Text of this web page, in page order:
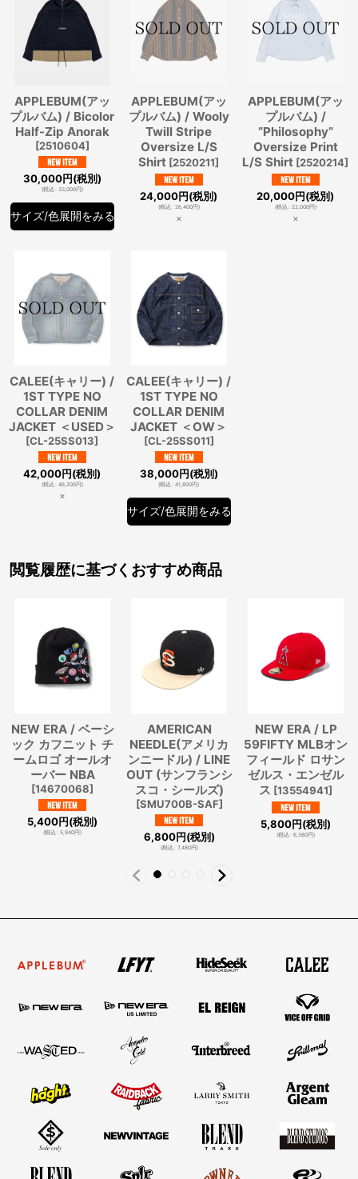
APPLEBUM(アッ
プルバム) / Bicolor
Half-Zip Anorak
[2510604]
30,000円(税別)
(税込: 33,000円)
サイズ/色展開をみる
APPLEBUM(アッ
プルバム) / Wooly
Twill Stripe
Oversize L/S
Shirt [2520211]
24,000円(税別)
(税込: 26,400円)
×
APPLEBUM(アッ
プルバム) /
”Philosophy”
Oversize Print
L/S Shirt [2520214]
20,000円(税別)
(税込: 22,000円)
×
CALEE(キャリー) /
1ST TYPE NO
COLLAR DENIM
JACKET ＜USED＞
[CL-25SS013]
42,000円(税別)
(税込: 46,200円)
×
CALEE(キャリー) /
1ST TYPE NO
COLLAR DENIM
JACKET ＜OW＞
[CL-25SS011]
38,000円(税別)
(税込: 41,800円)
サイズ/色展開をみる
閲覧履歴に基づくおすすめ商品
NEW ERA / ベーシ
ック カフニット チ
ームロゴ オールオ
ーバー NBA
[14670068]
5,400円(税別)
(税込: 5,940円)
AMERICAN
NEEDLE(アメリカ
ンニードル) / LINE
OUT (サンフランシ
スコ・シールズ)
[SMU700B-SAF]
6,800円(税別)
(税込: 7,480円)
NEW ERA / LP
59FIFTY MLBオン
フィールド ロサン
ゼルス・エンゼル
ス [13554941]
5,800円(税別)
(税込: 6,380円)